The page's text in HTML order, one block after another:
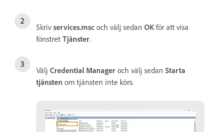
Skriv services.msc och välj sedan OK för att visa
fönstret Tjänster.
Välj Credential Manager och välj sedan Starta
tjänsten om tjänsten inte körs.